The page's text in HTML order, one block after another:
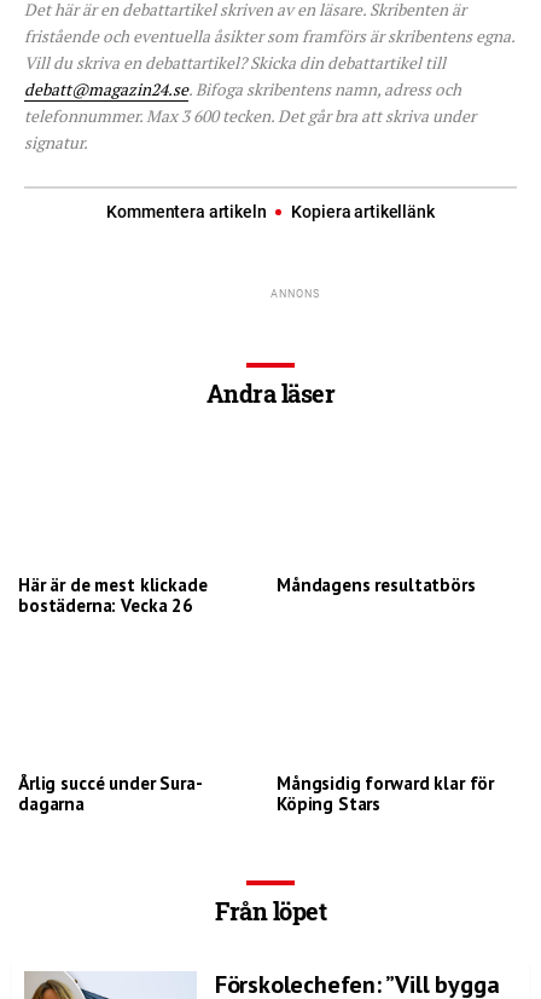
Det här är en debattartikel skriven av en läsare. Skribenten är
fristående och eventuella åsikter som framförs är skribentens egna.
Vill du skriva en debattartikel? Skicka din debattartikel till
debatt@magazin24.se. Bifoga skribentens namn, adress och
telefonnummer. Max 3 600 tecken. Det går bra att skriva under
signatur.
Kommentera artikeln Kopiera artikellänk
Andra läser
Här är de mest klickade
bostäderna: Vecka 26
Måndagens resultatbörs
Årlig succé under Sura-
dagarna
Mångsidig forward klar för
Köping Stars
Från löpet
Förskolechefen: ”Vill bygga